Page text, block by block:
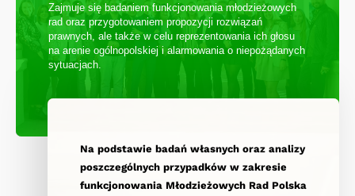
Zajmuje się badaniem funkcjonowania młodzieżowych
rad oraz przygotowaniem propozycji rozwiązań
prawnych, ale także w celu reprezentowania ich głosu
na arenie ogólnopolskiej i alarmowania o niepożądanych
sytuacjach.
Na podstawie badań własnych oraz analizy
poszczególnych przypadków w zakresie
funkcjonowania Młodzieżowych Rad Polska